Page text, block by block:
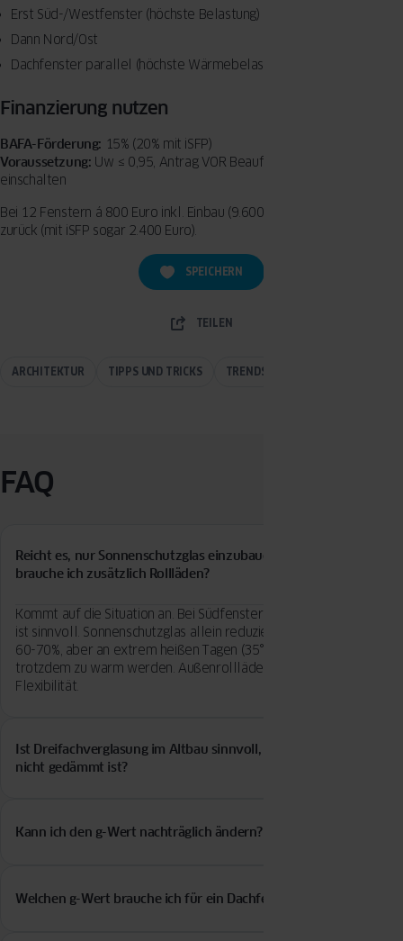
Erst Süd-/Westfenster (höchste Belastung)
Dann Nord/Ost
Dachfenster parallel (höchste Wärmebelastung im Sommer)
Finanzierung nutzen
BAFA-Förderung: 15% (20% mit iSFP)
Voraussetzung: Uw ≤ 0,95, Antrag VOR Beauftragung, Energieberater
einschalten
Bei 12 Fenstern á 800 Euro inkl. Einbau (9.600 Euro) gibt’s 1.920 Euro
zurück (mit iSFP sogar 2.400 Euro).
SPEICHERN
TEILEN
ARCHITEKTUR TIPPS UND TRICKS TRENDS
FAQ
Reicht es, nur Sonnenschutzglas einzubauen, oder
brauche ich zusätzlich Rollläden?
Kommt auf die Situation an. Bei Südfenstern in Bayern: Beides
ist sinnvoll. Sonnenschutzglas allein reduziert die Wärme um
60-70%, aber an extrem heißen Tagen (35°C+) kann es
trotzdem zu warm werden. Außenrollläden bieten zusätzliche
Flexibilität.
Ist Dreifachverglasung im Altbau sinnvoll, wenn die Wand
nicht gedämmt ist?
Wert von 1,4 hat (ungedämmter Altbau), bringt ein Fenster mit
Uw 0,8 wenig. Die Wärme geht über die Wand. Erst Wand
Kann ich den g-Wert nachträglich ändern?
bringt etwa 30-40% Reduktion, echtes Sonnenschutzglas schafft
60-70%. Für Mietwohnungen ist Folie okay, bei Eigentum lohnt
Welchen g-Wert brauche ich für ein Dachfenster?